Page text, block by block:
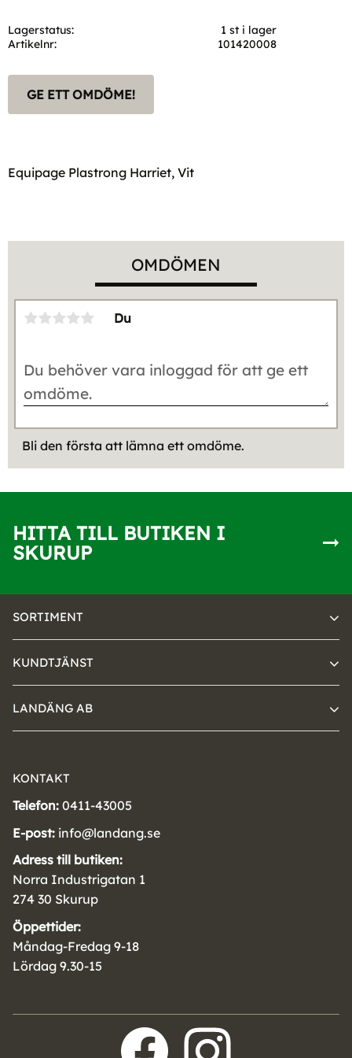
Lagerstatus
1 st i lager
Artikelnr
101420008
GE ETT OMDÖME!
Equipage Plastrong Harriet, Vit
OMDÖMEN
Du
Bli den första att lämna ett omdöme.
HITTA TILL BUTIKEN I
SKURUP
SORTIMENT
KUNDTJÄNST
LANDÄNG AB
KONTAKT
Telefon: 0411-43005
E-post: info@landang.se
Adress till butiken:
Norra Industrigatan 1
274 30 Skurup
Öppettider:
Måndag-Fredag 9-18
Lördag 9.30-15